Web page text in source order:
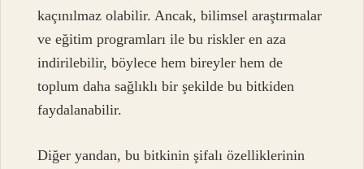
kaçınılmaz olabilir. Ancak, bilimsel araştırmalar
ve eğitim programları ile bu riskler en aza
indirilebilir, böylece hem bireyler hem de
toplum daha sağlıklı bir şekilde bu bitkiden
faydalanabilir.
Diğer yandan, bu bitkinin şifalı özelliklerinin